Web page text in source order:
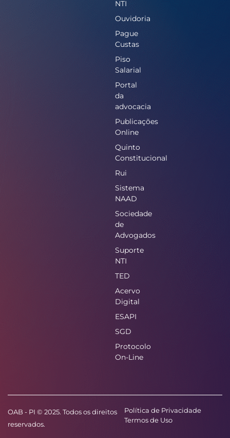
NTI
Ouvidoria
Pague
Custas
Piso
Salarial
Portal
da
advocacia
Publicações
Online
Quinto
Constitucional
Rui
Sistema
NAAD
Sociedade
de
Advogados
Suporte
NTI
TED
Acervo
Digital
ESAPI
SGD
Protocolo
On-Line
OAB - PI © 2025. Todos os direitos
reservados.
Política de Privacidade
Termos de Uso